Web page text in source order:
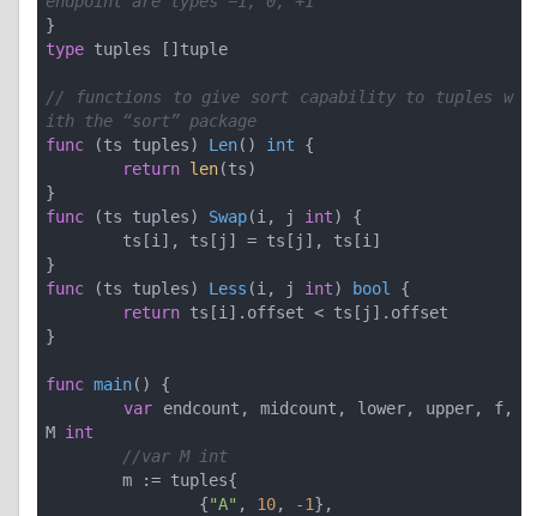
type tuples []tuple
// functions to give sort capability to tuples w
ith the “sort” package
func
(ts tuples) Len() int {
return len(ts)
func
(ts tuples) Swap(i, j int)
{
func
(ts tuples) Less (i, j int) bool {
return ts[i].offset < ts[j].offset
}
func main()
{
var endcount, midcount, lower, upper, f,
M int
//var M int
	m := tuples{
		{
"A" , 10, -1},